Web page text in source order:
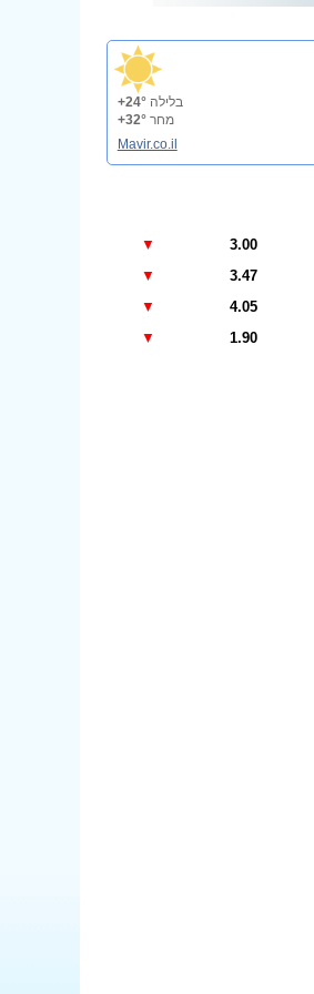
בלילה+24°
מחר+32°
Mavir.co.il
3.00
▼
3.47
▼
4.05
▼
1.90
▼